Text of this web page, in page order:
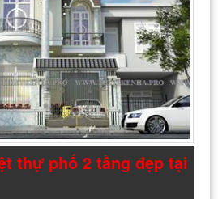
thự phố 2 tầng đẹp tại